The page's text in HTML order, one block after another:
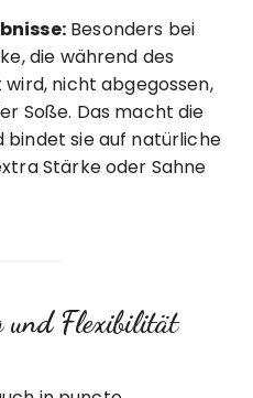
Besonders bei
die während des
nicht abgegossen,
Soße. Das macht die
bindet sie auf natürliche
Stärke oder Sahne
und Flexibilität